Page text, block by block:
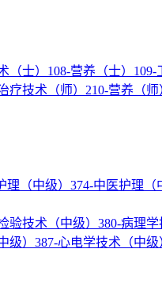
（士） 108-营养（士） 109-
疗技术（师） 210-营养（师
理（中级） 374-中医护理（
验技术（中级） 380-病理学
级） 387-心电学技术（中级